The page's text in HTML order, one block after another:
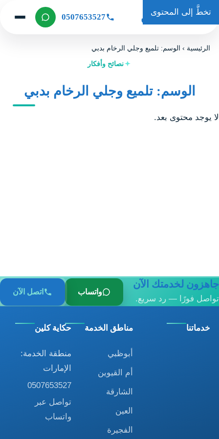
تخطَّ إلى المحتوى
حكاية كلين 0507653527
الرئيسية ›الوسم: تلميع وجلي الرخام بدبي
نصائح وأفكار
الوسم: تلميع وجلي الرخام بدبي
لا يوجد محتوى بعد.
جاهزون لخدمتك الآن
تواصل فورًا — رد سريع.
واتساب اتصل الآن
خدماتنا مناطق الخدمة
أبوظبي
أم القيوين
الشارقة
العين
الفجيرة
حكاية كلين
منطقة الخدمة:
الإمارات
0507653527
تواصل عبر
واتساب